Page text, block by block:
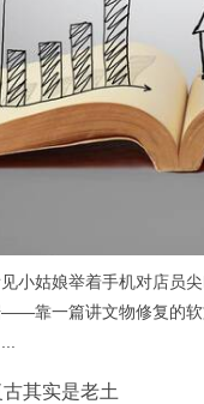
小姑娘举着手机对店员
靠一篇讲文物修复的
其实是老土